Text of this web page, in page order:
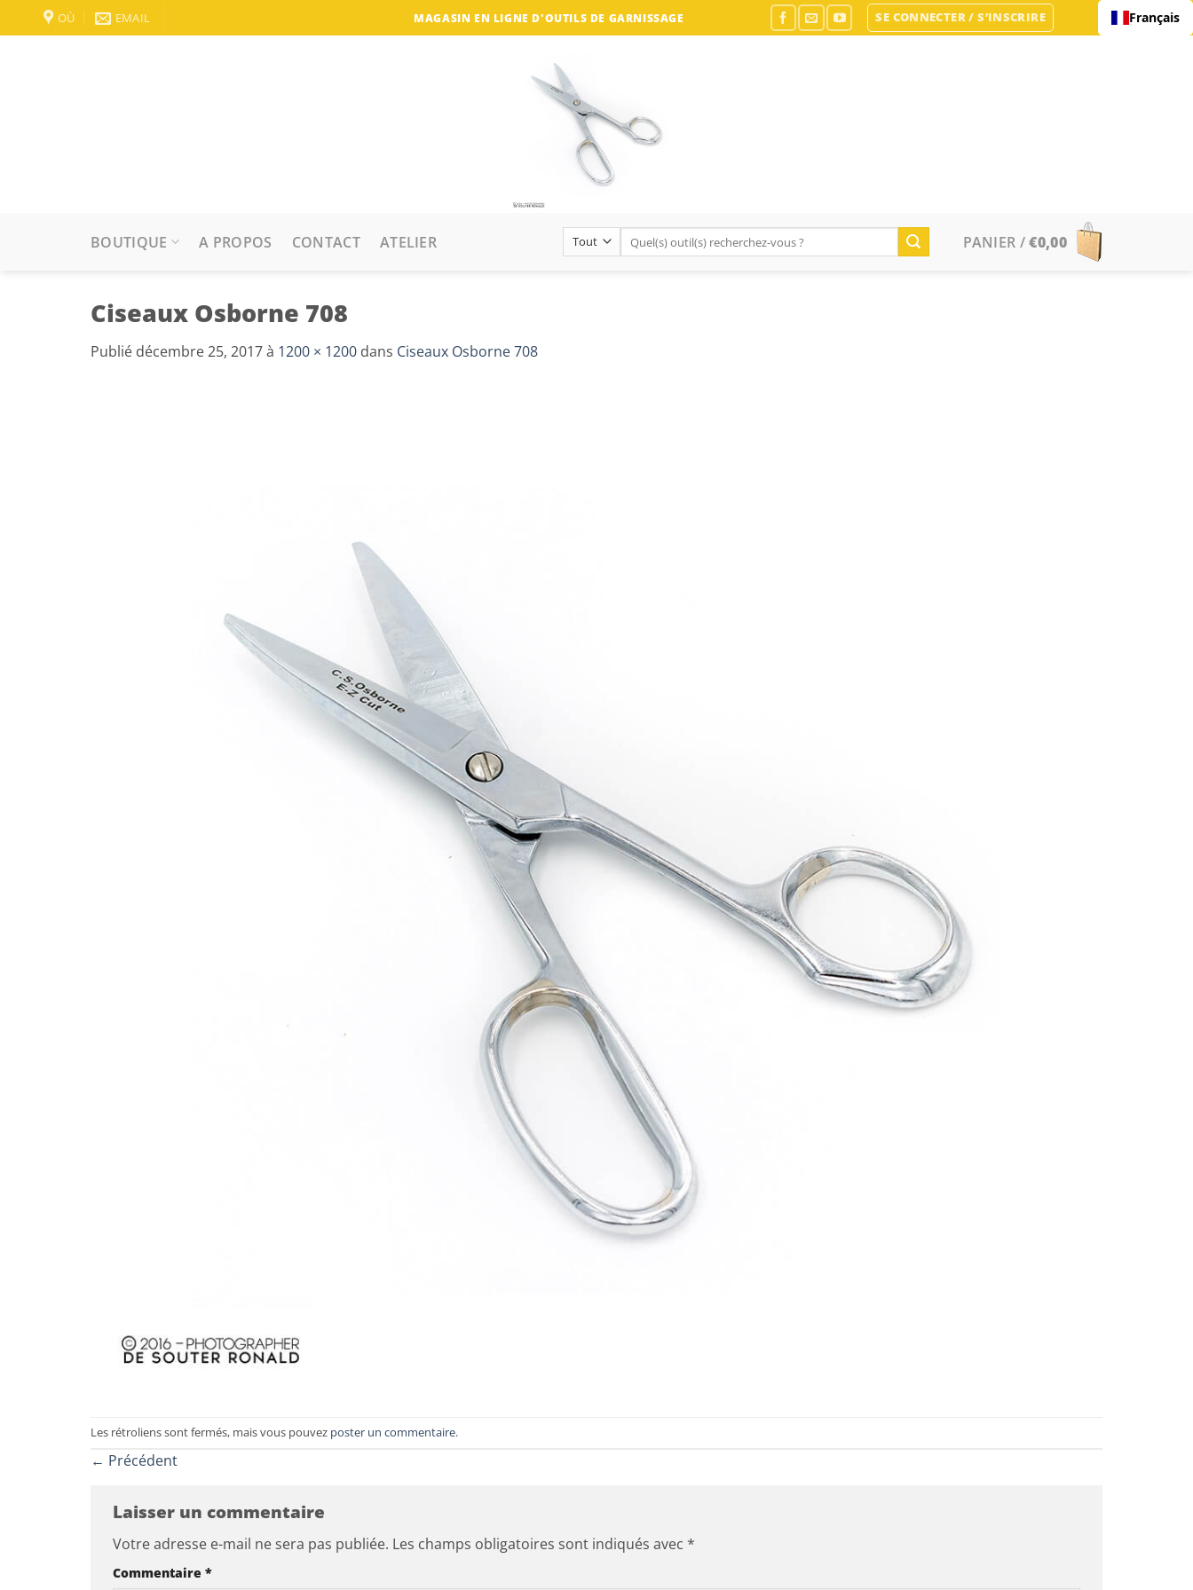
Passer
au
OÙ EMAIL MAGASIN EN LIGNE D'OUTILS DE GARNISSAGE SE CONNECTER / S’INSCRIRE Français
BOUTIQUE A PROPOS CONTACT ATELIER
Recherche
pour :
PANIER /€0,00
Ciseaux Osborne 708
Publié décembre 25, 2017à 1200 × 1200 dans Ciseaux Osborne 708
Les rétroliens sont fermés, mais vous pouvez poster un commentaire.
← Précédent
Laisser un commentaire
Votre adresse e-mail ne sera pas publiée. Les champs obligatoires sont indiqués avec *
Commentaire *